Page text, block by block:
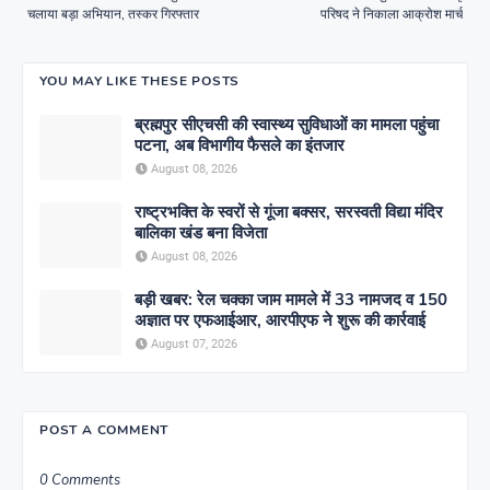
परिषद ने निकाला आक्रोश मार्च
चलाया बड़ा अभियान, तस्कर गिरफ्तार
YOU MAY LIKE THESE POSTS
ब्रह्मपुर सीएचसी की स्वास्थ्य सुविधाओं का मामला पहुंचा
पटना, अब विभागीय फैसले का इंतजार
August 08, 2026
राष्ट्रभक्ति के स्वरों से गूंजा बक्सर, सरस्वती विद्या मंदिर
बालिका खंड बना विजेता
August 08, 2026
बड़ी खबर: रेल चक्का जाम मामले में 33 नामजद व 150
अज्ञात पर एफआईआर, आरपीएफ ने शुरू की कार्रवाई
August 07, 2026
POST A COMMENT
0 Comments